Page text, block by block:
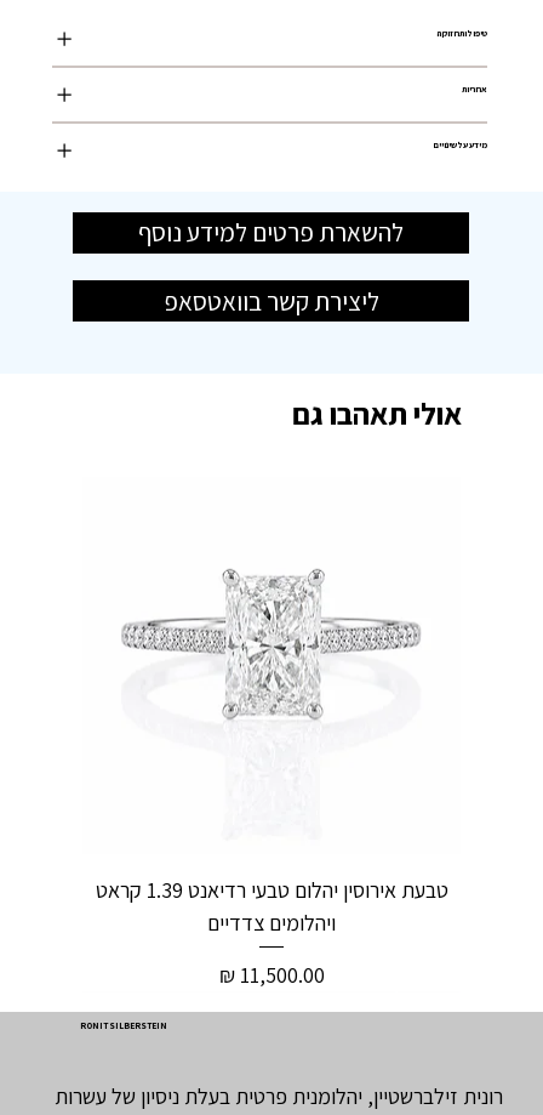
טיפול ותחזוקה
אחריות
מידע על שינויים
להשארת פרטים למידע נוסף
ליצירת קשר בוואטסאפ
אולי תאהבו גם
טבעת אירוסין יהלום טבעי רדיאנט 1.39 קראט
ויהלומים צדדיים
מחיר
RONIT SILBERSTEIN
רונית זילברשטיין, יהלומנית פרטית בעלת ניסיון של עשרות